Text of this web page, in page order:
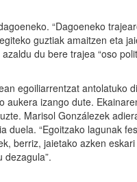
“Dagoeneko
guztiak amaitzen eta
du bere trajea “oso
egoiliarrentzat antolatuko
izango dute.
Marisol Gonzálezek
duela. “Egoitzako lagunak
berriz, jaietako azken
dezagula”.